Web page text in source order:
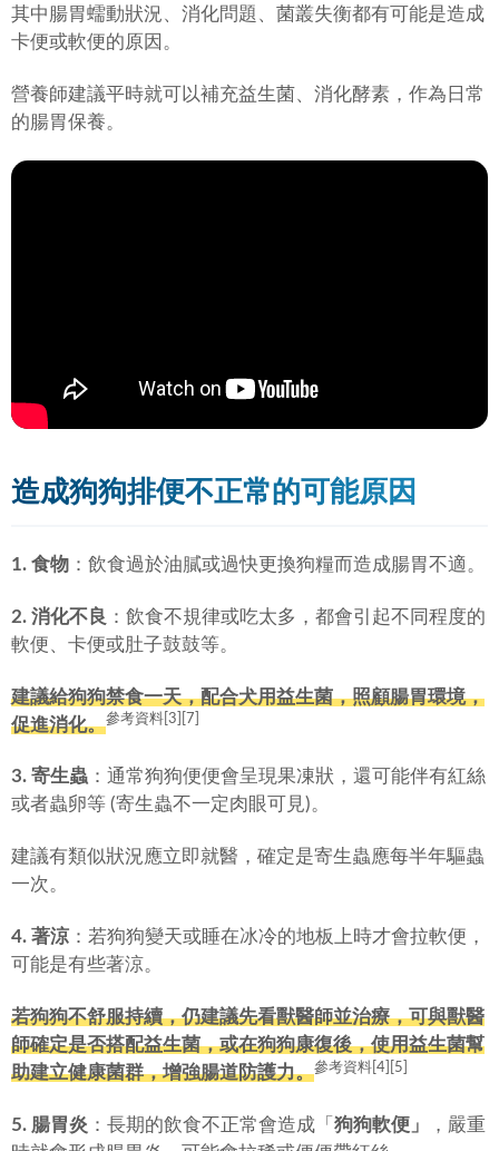
其中腸胃蠕動狀況、消化問題、菌叢失衡都有可能是造成
卡便或軟便的原因。
營養師建議平時就可以補充益生菌、消化酵素，作為日常
的腸胃保養。
造成狗狗排便不正常的可能原因
1. 食物 ：飲食過於油膩或過快更換狗糧而造成腸胃不適。
2. 消化不良 ：飲食不規律或吃太多，都會引起不同程度的
軟便、卡便或肚子鼓鼓等。
建議給狗狗禁食一天，配合犬用益生菌，照顧腸胃環境，
促進消化。參考資料[3][7]
3. 寄生蟲 ：通常狗狗便便會呈現果凍狀，還可能伴有紅絲
或者蟲卵等 (寄生蟲不一定肉眼可見)。
建議有類似狀況應立即就醫，確定是寄生蟲應每半年驅蟲
一次。
4. 著涼 ：若狗狗變天或睡在冰冷的地板上時才會拉軟便，
可能是有些著涼。
若狗狗不舒服持續，仍建議先看獸醫師並治療，可與獸醫
師確定是否搭配益生菌，或在狗狗康復後，使用益生菌幫
助建立健康菌群，增強腸道防護力。參考資料[4][5]
5. 腸胃炎 ：長期的飲食不正常會造成「 狗狗軟便」
，嚴重